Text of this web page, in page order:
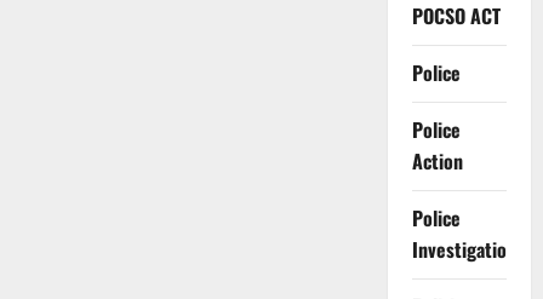
POCSO ACT
Police
Police
Action
Police
Investigation